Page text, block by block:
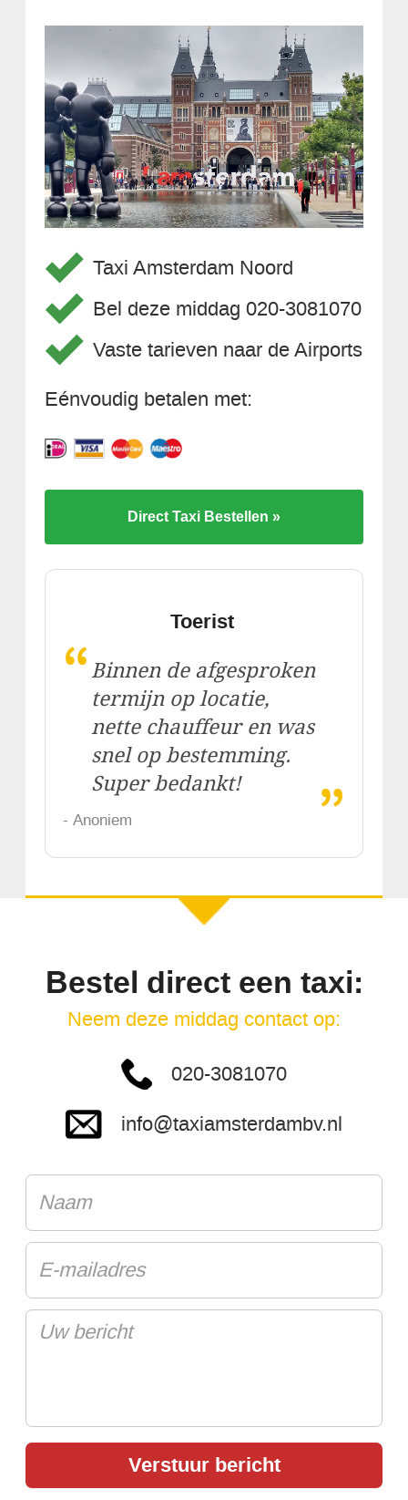
Taxi Amsterdam Noord
Bel deze middag 020-3081070
Vaste tarieven naar de Airports
Eénvoudig betalen met:
Direct Taxi Bestellen »
Toerist
“ Binnen de afgesproken
termijn op locatie,
nette chauffeur en was
snel op bestemming.
Super bedankt!
„
- Anoniem
Bestel direct een taxi:
Neem deze middag contact op:
020-3081070
info@taxiamsterdambv.nl